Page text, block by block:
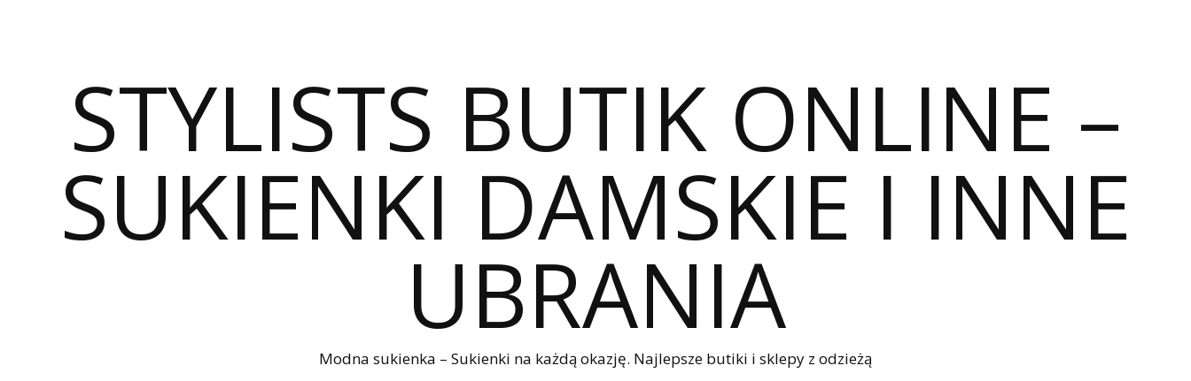
STYLISTS BUTIK ONLINE –
SUKIENKI DAMSKIE I INNE
UBRANIA
Modna sukienka – Sukienki na każdą okazję. Najlepsze butiki i sklepy z odzieżą